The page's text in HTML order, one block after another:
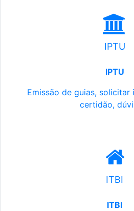
IPTU
IPTU
Emissão de guias, solicitar
certidão,
ITBI
ITBI